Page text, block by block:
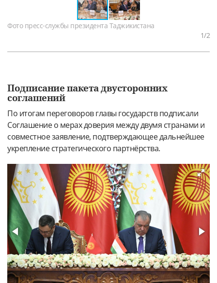
Фото пресс-службы президента Таджикистана
1/2
Подписание пакета двусторонних
соглашений
По итогам переговоров главы государств подписали
Соглашение о мерах доверия между двумя странами и
совместное заявление, подтверждающее дальнейшее
укрепление стратегического партнёрства.